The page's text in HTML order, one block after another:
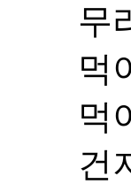
무
먹
먹
건